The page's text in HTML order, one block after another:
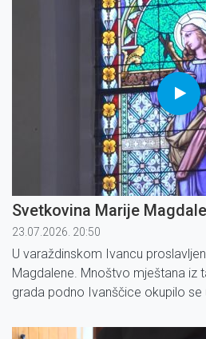
Svetkovina Marije
23.07.2026. 20:50
U varaždinskom Ivancu
Magdalene. Mnoštvo mještana iz
grada podno Ivanščice okupilo se
predslavio ovogodišnji